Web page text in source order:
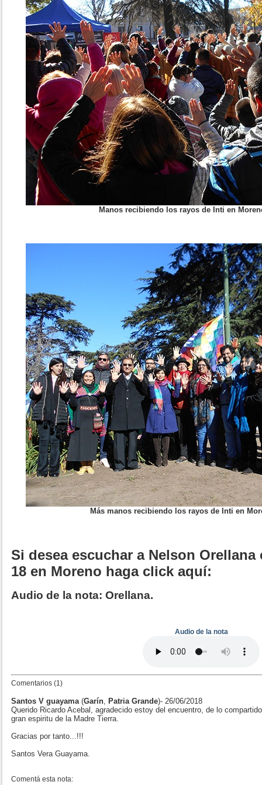
Manos recibiendo los rayos de Inti en
Más manos recibiendo los rayos de Inti en
Si desea escuchar a Nelson Orellana
18 en Moreno haga click aquí:
Audio de la nota: Orellana.
Audio de la nota
Comentarios (1)
Santos V guayama(Garín, Patria Grande)- 26/06/2018
Querido Ricardo Acebal, agradecido estoy del encuentro, de lo
gran espiritu de la Madre Tierra.
Gracias por tanto...!!!
Santos Vera Guayama.
Comentá esta nota: